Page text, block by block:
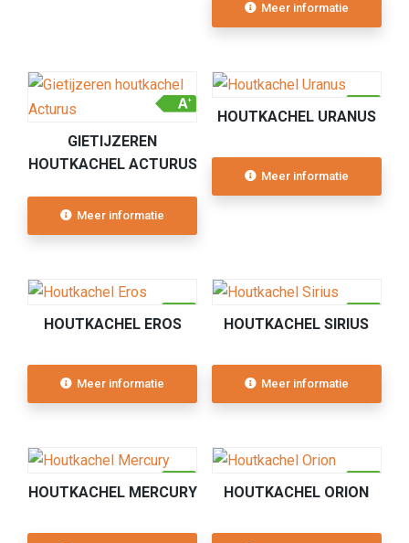
Meer informatie
GIETIJZEREN
HOUTKACHEL ACTURUS
Meer informatie
HOUTKACHEL URANUS
Meer informatie
HOUTKACHEL EROS
Meer informatie
HOUTKACHEL SIRIUS
Meer informatie
HOUTKACHEL MERCURY HOUTKACHEL ORION